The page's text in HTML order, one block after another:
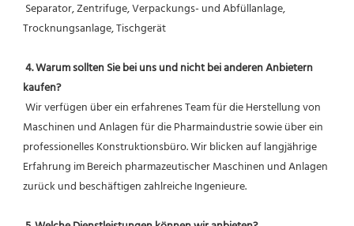
Trocknungsanlage, Tischgerät
4. Warum sollten Sie bei uns und nicht bei anderen Anbietern
kaufen?
Maschinen und Anlagen für die Pharmaindustrie sowie über ein
professionelles Konstruktionsbüro. Wir blicken auf langjährige
Erfahrung im Bereich pharmazeutischer Maschinen und Anlagen
zurück und beschäftigen zahlreiche Ingenieure.